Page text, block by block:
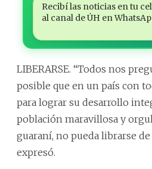
Recibí las noticias en tu
al canal de ÚH en
LIBERARSE. “Todos nos
posible que en un país con
para lograr su desarrollo
población maravillosa y
guaraní, no pueda librarse de
expresó.